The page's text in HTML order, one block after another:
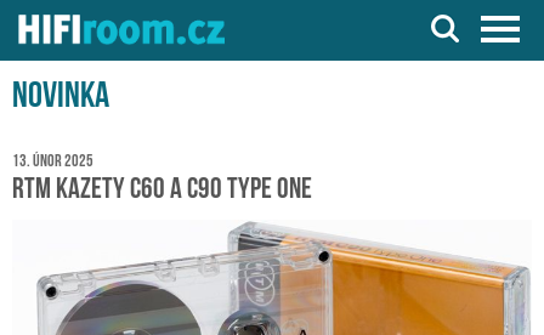
Server o Hi-Fi a AV technice
Novinka
13. únor 2025
RTM kazety C60 a C90 Type One